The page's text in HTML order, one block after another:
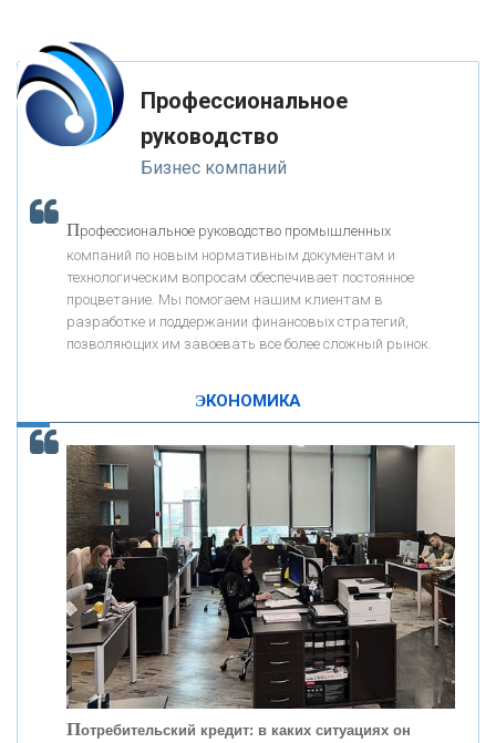
«ФК ОТКРЫТИЕ»
«ЗАПСИБКОМБАНК»
«РОСЕВРОБАНК»
«ПРЕСС-СЛУЖБА ВТБ24»
«АВТОГРАДБАНК»
ОНАС
КОНТАКТЫ
К ак Система быстрых платежей за пять лет
Профессиональное
руководство
Бизнес компаний
Профессиональное руководство промышленных
компаний по новым нормативным документам и
технологическим вопросам обеспечивает постоянное
процветание. Мы помогаем нашим клиентам в
разработке и поддержании финансовых стратегий,
позволяющих им завоевать все более сложный рынок.
ЭКОНОМИКА
Потребительский кредит: в каких ситуациях он